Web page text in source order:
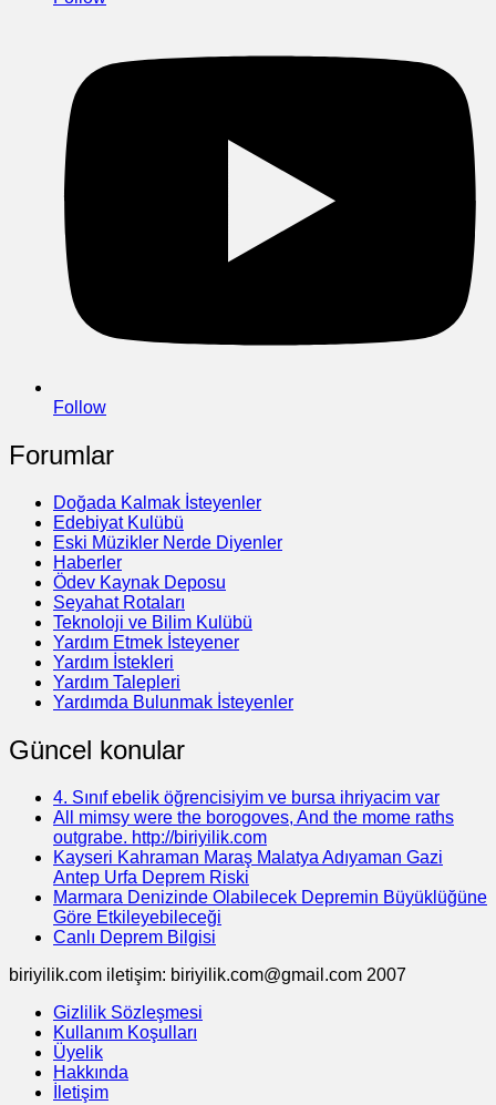
Follow
Forumlar
Doğada Kalmak İsteyenler
Edebiyat Kulübü
Eski Müzikler Nerde Diyenler
Haberler
Ödev Kaynak Deposu
Seyahat Rotaları
Teknoloji ve Bilim Kulübü
Yardım Etmek İsteyener
Yardım İstekleri
Yardım Talepleri
Yardımda Bulunmak İsteyenler
Güncel konular
4. Sınıf ebelik öğrencisiyim ve bursa ihriyacim var
All mimsy were the borogoves, And the mome raths
outgrabe. http://biriyilik.com
Kayseri Kahraman Maraş Malatya Adıyaman Gazi
Antep Urfa Deprem Riski
Marmara Denizinde Olabilecek Depremin Büyüklüğüne
Göre Etkileyebileceği
Canlı Deprem Bilgisi
biriyilik.com iletişim: biriyilik.com@gmail.com 2007
Gizlilik Sözleşmesi
Kullanım Koşulları
Üyelik
Hakkında
İletişim